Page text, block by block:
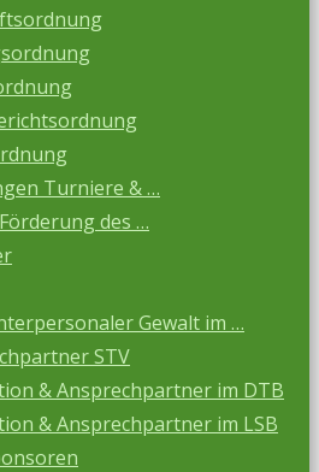
Turniere & …
des …
Gewalt im …
STV
& Ansprechpartner im DTB
& Ansprechpartner im LSB